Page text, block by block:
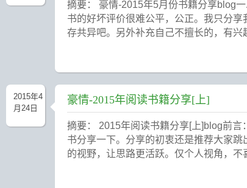
摘要： 豪情-2015年5月份书籍分享blog
书的好坏评价很难公平，公正。我只分
存共异吧。另外补充自己不擅长的，有兴
2015年4
月24日
豪情-2015年阅读书籍分享[上]
摘要： 2015年阅读书籍分享[上]blog前
书分享一下。分享的初衷还是推荐大家
的视野，让思路更活跃。仅个人视角，不